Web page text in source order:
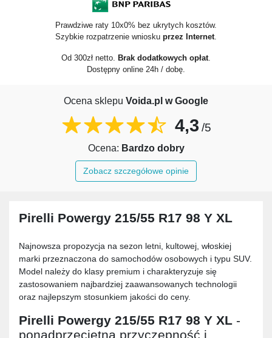
Prawdziwe raty 10x0% bez ukrytych kosztów.
Szybkie rozpatrzenie wniosku przez Internet
Od 300zł netto. Brak dodatkowych opłat
Dostępny online 24h / dobę.
Ocena sklepu Voida.pl w Google
4,3 /5
Ocena: Bardzo dobry
Zobacz szczegółowe opinie
Pirelli Powergy 215/55 R17 98 Y XL
Najnowsza propozycja na sezon letni, kultowej, włoskiej
marki przeznaczona do samochodów osobowych i typu SUV.
Model należy do klasy premium i charakteryzuje się
zastosowaniem najbardziej zaawansowanych technologii
oraz najlepszym stosunkiem jakości do ceny.
Pirelli Powergy 215/55 R17 98 Y XL -
ponadprzeciętna przyczepność i